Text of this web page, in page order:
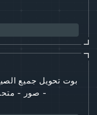
بوت تحويل جميع
- صور -